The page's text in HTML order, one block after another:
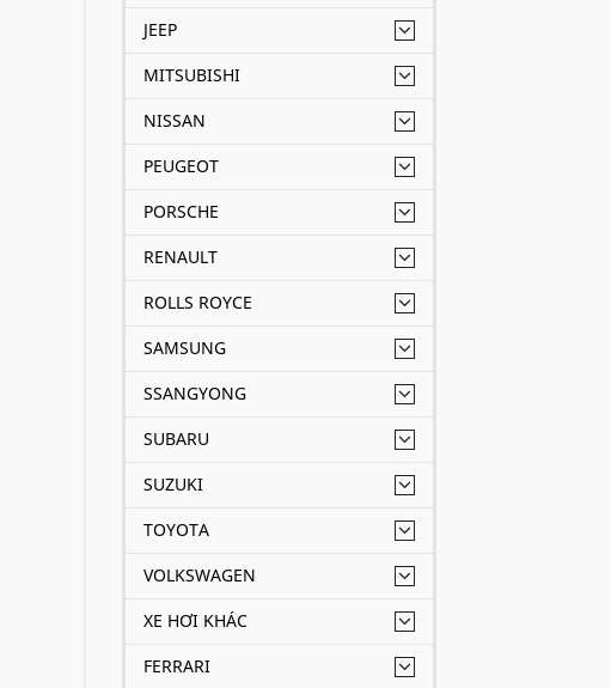
JEEP
MITSUBISHI
NISSAN
PEUGEOT
PORSCHE
RENAULT
ROLLS ROYCE
SAMSUNG
SSANGYONG
SUBARU
SUZUKI
TOYOTA
VOLKSWAGEN
XE HƠI KHÁC
FERRARI